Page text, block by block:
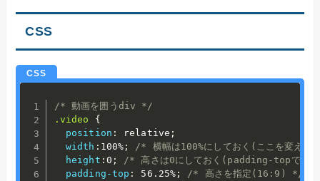
CSS
/* 動画を囲うdiv */
.video
{
position : relative ;
width : 100% ;
/* 横幅は100%にしておく(ここを変えた
height : 0 ;
/* 高さは0にしておく(padding-topで高
padding-top : 56.25% ;
/* 高さを指定(16:9) */